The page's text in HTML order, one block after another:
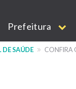
Prefeitura
DE SAÚDE CONFIRA